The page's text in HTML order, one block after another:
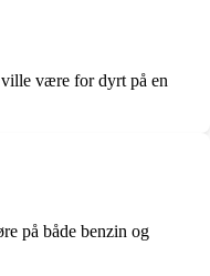
være for dyrt på en
på både benzin og